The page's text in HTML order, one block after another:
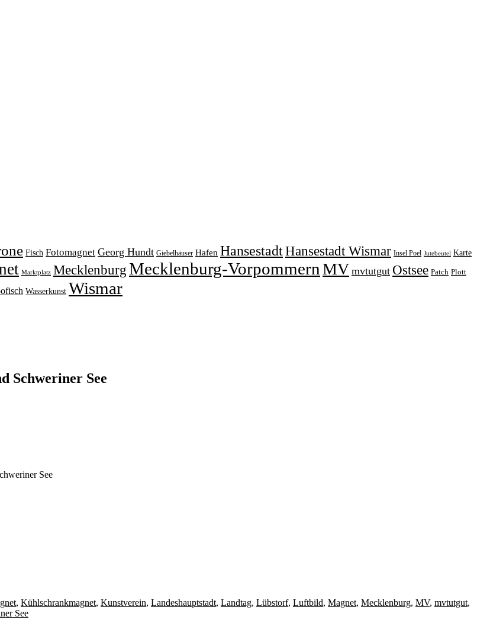
Fisch Fotomagnet Georg Hundt Giebelhäuser Hafen HansestadtHansestadt Wismar Insel Poel Jutebeutel Karte
Marktplatz Mecklenburg Mecklenburg-VorpommernMV mvtutgut Ostsee Patch Plott
Wasserkunst Wismar
Schweriner See
See
, Kühlschrankmagnet, Kunstverein, Landeshauptstadt, Landtag, Lübstorf, Luftbild, Magnet, Mecklenburg, MV, mvtutgut,
See